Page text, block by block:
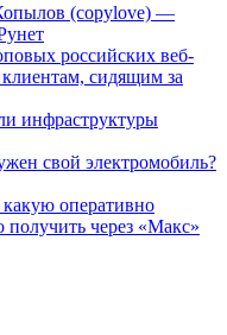
(copylove) —
российских веб-
сидящим за
инфраструктуры
свой электромобиль?
оперативно
через «Макс»